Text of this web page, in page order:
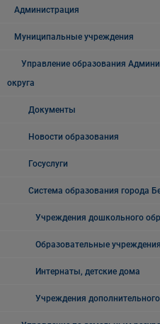
Администрация
Муниципальные учреждения
Управление образования
округа
Документы
Новости образования
Госуслуги
Система образования города
Учреждения дошкольного
Образовательные учреждения
Интернаты, детские дома
Учреждения